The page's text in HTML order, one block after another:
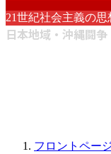
21世紀社会主義の
日本地域・沖縄闘争
フロントペー